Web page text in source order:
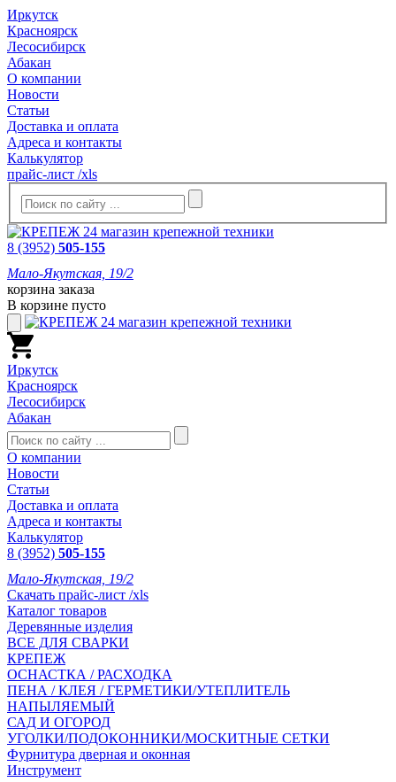
Иркутск
Красноярск
Лесосибирск
Абакан
О компании
Новости
Статьи
Доставка и оплата
Адреса и контакты
Калькулятор
прайс-лист /xls
8 (3952) 505-155
Мало-Якутская, 19/2
корзина заказа
В корзине пусто
Иркутск
Красноярск
Лесосибирск
Абакан
О компании
Новости
Статьи
Доставка и оплата
Адреса и контакты
Калькулятор
8 (3952) 505-155
Мало-Якутская, 19/2
Скачать прайс-лист /xls
Каталог товаров
Деревянные изделия
ВСЕ ДЛЯ СВАРКИ
КРЕПЕЖ
ОСНАСТКА / РАСХОДКА
ПЕНА / КЛЕЯ / ГЕРМЕТИКИ/УТЕПЛИТЕЛЬ
НАПЫЛЯЕМЫЙ
САД И ОГОРОД
УГОЛКИ/ПОДОКОННИКИ/МОСКИТНЫЕ СЕТКИ
Фурнитура дверная и оконная
Инструмент